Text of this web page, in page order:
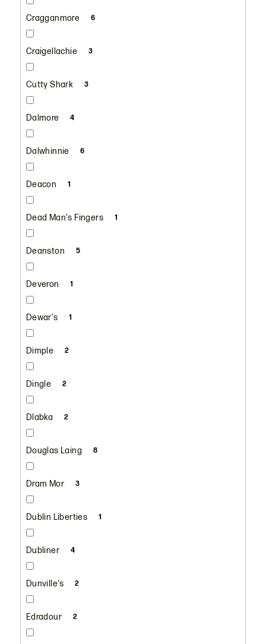
Cragganmore 6
Craigellachie 3
Cutty Shark 3
Dalmore 4
Dalwhinnie 6
Deacon 1
Dead Man's Fingers 1
Deanston 5
Deveron 1
Dewar's 1
Dimple 2
Dingle 2
Dlabka 2
Douglas Laing 8
Dram Mor 3
Dublin Liberties 1
Dubliner 4
Dunville's 2
Edradour 2